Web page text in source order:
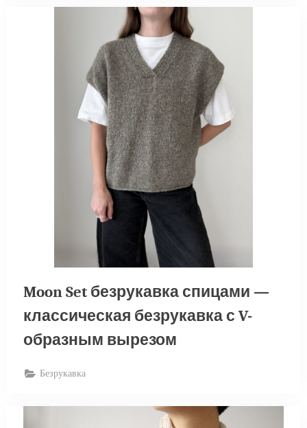
Moon Set безрукавка спицами —
классическая безрукавка с V-
образным вырезом
Безрукавка